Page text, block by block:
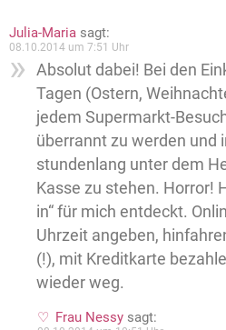
Julia-Maria sagt:
08.10.2014 um 7:51 Uhr
Absolut dabei! Bei den
Tagen (Ostern,
jedem Supermarkt-
überrannt zu werden und
stundenlang unter dem
Kasse zu stehen. Horror!
in“ für mich entdeckt.
Uhrzeit angeben,
(!), mit Kreditkarte
wieder weg.
Frau Nessy sagt: